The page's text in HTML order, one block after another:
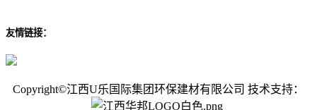
友情链接：
Copyright©江西U乐国际集团环保建材有限公司 技术支持：